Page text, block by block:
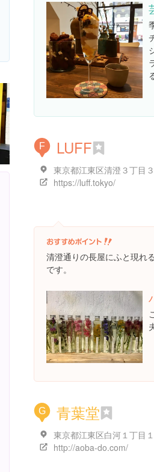
F LUFF
東京都江東区清澄３丁目
https://luff.tokyo/
清澄通りの長屋にふと現れ
です。
G 青葉堂
http://aoba-do.com/